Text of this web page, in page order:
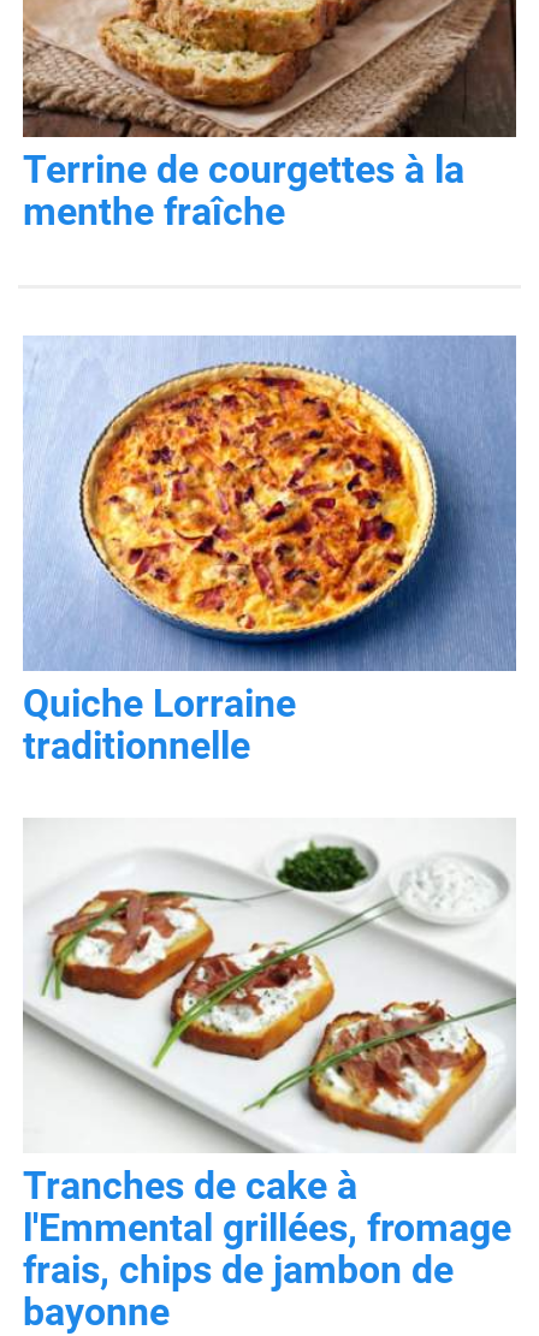
Terrine de courgettes à la
menthe fraîche
Quiche Lorraine
traditionnelle
Tranches de cake à
l'Emmental grillées, fromage
frais, chips de jambon de
bayonne